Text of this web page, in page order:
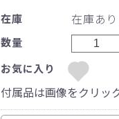
在庫 在庫あり
数量
お気に入り
付属品は画像をクリッ